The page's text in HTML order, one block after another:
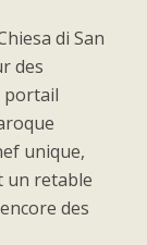
di San
des
portail
unique,
un retable
des